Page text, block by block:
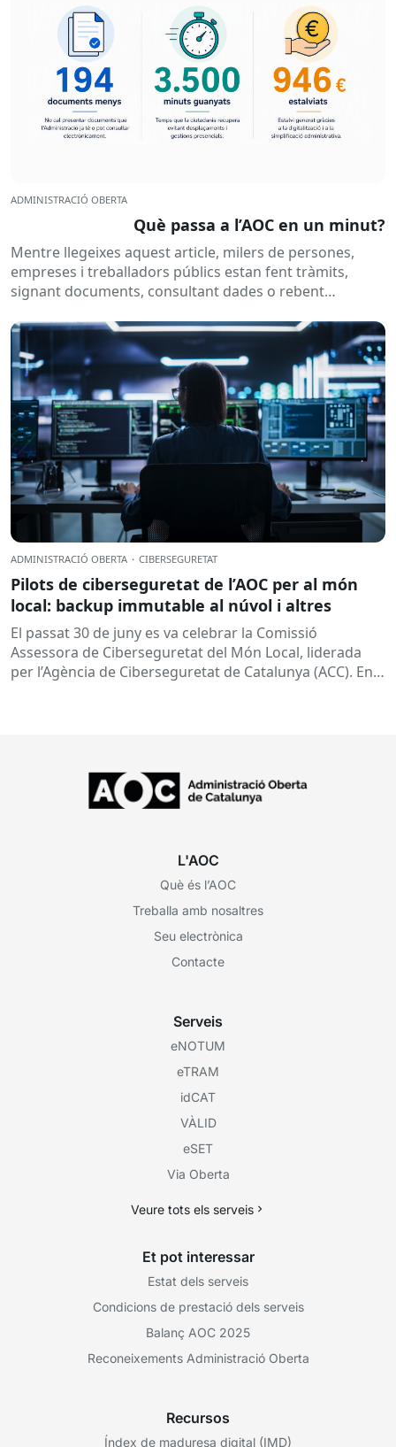
ADMINISTRACIÓ OBERTA
Què passa a l’AOC en un minut?
Mentre llegeixes aquest article, milers de persones,
empreses i treballadors públics estan fent tràmits,
signant documents, consultant dades o rebent
habitualment...
ADMINISTRACIÓ OBERTA · CIBERSEGURETAT
Pilots de ciberseguretat de l’AOC per al món
local: backup immutable al núvol i altres
El passat 30 de juny es va celebrar la Comissió
Assessora de Ciberseguretat del Món Local, liderada
per l’Agència de Ciberseguretat de Catalunya (ACC). En
L'AOC
Què és l’AOC
Treballa amb nosaltres
Seu electrònica
Contacte
Serveis
eNOTUM
eTRAM
idCAT
VÀLID
eSET
Via Oberta
Veure tots els serveis
Et pot interessar
Estat dels serveis
Condicions de prestació dels serveis
Balanç AOC 2025
Reconeixements Administració Oberta
Recursos
Índex de maduresa digital (IMD)